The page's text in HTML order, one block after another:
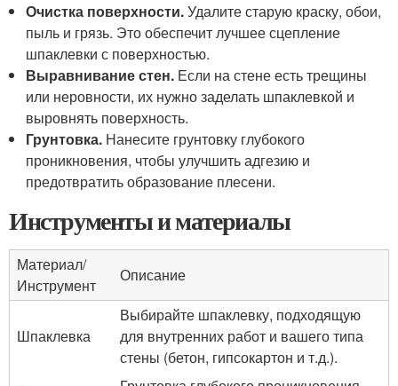
Очистка поверхности.Удалите старую краску, обои,
пыль и грязь. Это обеспечит лучшее сцепление
шпаклевки с поверхностью.
Выравнивание стен. Если на стене есть трещины
или неровности, их нужно заделать шпаклевкой и
выровнять поверхность.
Грунтовка. Нанесите грунтовку глубокого
проникновения, чтобы улучшить адгезию и
предотвратить образование плесени.
Инструменты и материалы
Материал/
Инструмент
Описание
Шпаклевка
Выбирайте шпаклевку, подходящую
для внутренних работ и вашего типа
стены (бетон, гипсокартон и т.д.).